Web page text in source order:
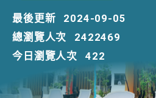
最後更新
2024-09-05
總瀏覽人次
2422469
今日瀏覽人次
422